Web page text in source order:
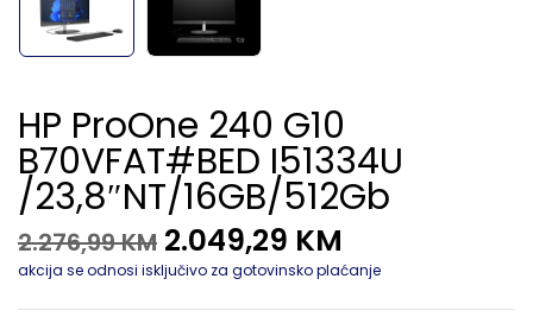
HP ProOne 240 G10
B70VFAT#BED I51334U
/23,8″NT/16GB/512Gb
2.276,99KM 2.049,29 KM
akcija se odnosi isključivo za gotovinsko plaćanje